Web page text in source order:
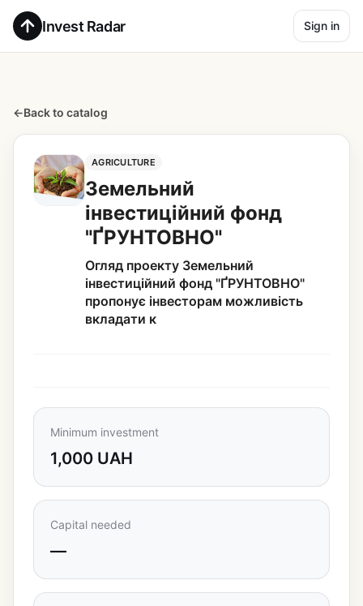
Invest Radar Sign in
←Back to catalog
AGRICULTURE
Земельний
інвестиційний фонд
"ҐРУНТОВНО"
Огляд проекту Земельний
інвестиційний фонд "ҐРУНТОВНО"
пропонує інвесторам можливість
вкладати к
Minimum investment
1,000 UAH
Capital needed
—